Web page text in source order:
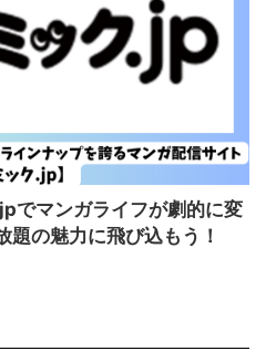
でマンガライフが劇的に変
の魅力に飛び込もう！